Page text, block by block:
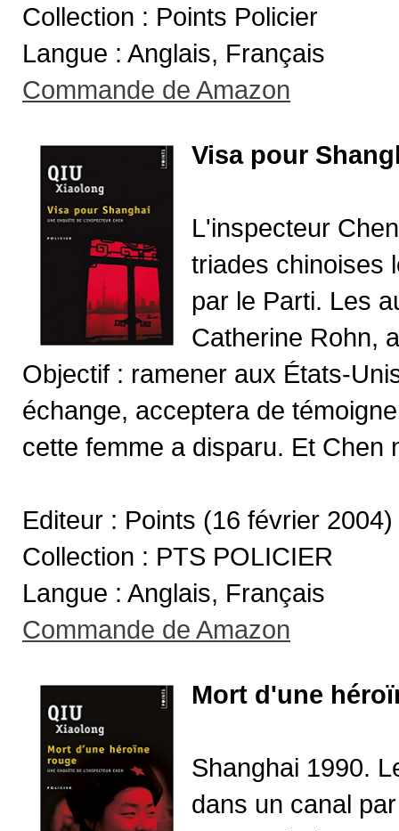
Collection : Points Policier
Langue : Anglais, Français
Commande de Amazon
Visa pour
L'inspecteur
triades chinoises
par le Parti. Les
Catherine Rohn,
Objectif : ramener aux États-
échange, acceptera de
cette femme a disparu. Et Chen
Editeur : Points (16 février 2004)
Collection : PTS POLICIER
Langue : Anglais, Français
Commande de Amazon
Mort d'une
Shanghai 1990.
dans un canal